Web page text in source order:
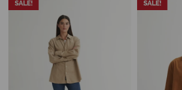
Sherpas